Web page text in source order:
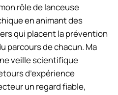
rôle de lanceuse
en animant des
qui placent la prévention
parcours de chacun. Ma
veille scientifique
d’expérience
un regard fiable,